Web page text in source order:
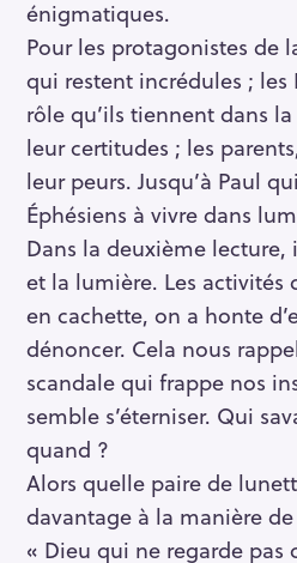
énigmatiques.
Pour les protagonistes de
qui restent incrédules ; les
rôle qu’ils tiennent dans
leur certitudes ; les
leur peurs. Jusqu’à Paul
Éphésiens à vivre dans
Dans la deuxième lecture,
et la lumière. Les activités
en cachette, on a honte
dénoncer. Cela nous
scandale qui frappe nos
semble s’éterniser. Qui
quand ?
Alors quelle paire de
davantage à la manière
« Dieu qui ne regarde pas